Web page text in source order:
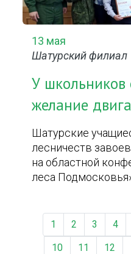
13 мая
Шатурский филиал
У школьников
желание
Шатурские
лесничеств
на областной
леса
1 2 3 4
10
11 12